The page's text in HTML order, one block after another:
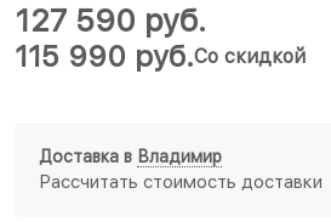
115 990 руб.Со скидкой
127 590 руб.
Доставка в Владимир
Рассчитать стоимость доставки